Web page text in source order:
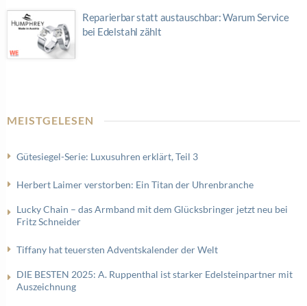
Reparierbar statt austauschbar: Warum Service
bei Edelstahl zählt
MEISTGELESEN
Gütesiegel-Serie: Luxusuhren erklärt, Teil 3
Herbert Laimer verstorben: Ein Titan der Uhrenbranche
Lucky Chain – das Armband mit dem Glücksbringer jetzt neu bei
Fritz Schneider
Tiffany hat teuersten Adventskalender der Welt
DIE BESTEN 2025: A. Ruppenthal ist starker Edelsteinpartner mit
Auszeichnung